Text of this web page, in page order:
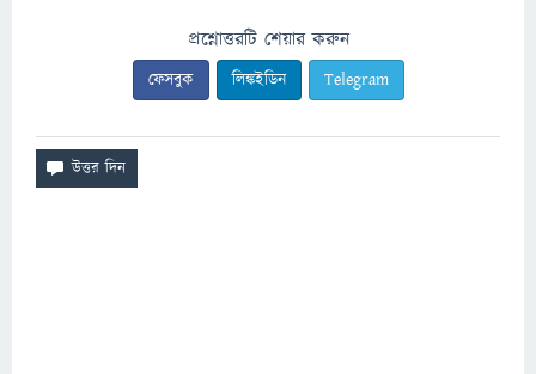
প্রশ্নোত্তরটি শেয়ার করুন
ফেসবুক লিঙ্কইডিন Telegram